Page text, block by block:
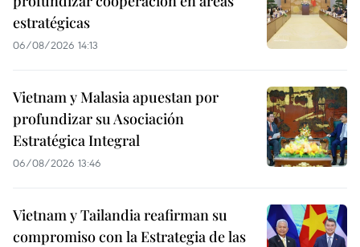
estratégicas
06/08/2026 14:13
Vietnam y Malasia apuestan por
profundizar su Asociación
Estratégica Integral
06/08/2026 13:46
Vietnam y Tailandia reafirman su
compromiso con la Estrategia de las